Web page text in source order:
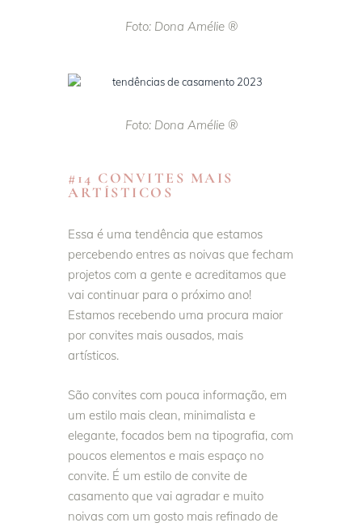
Foto: Dona Amélie ®
Foto: Dona Amélie ®
#14 CONVITES MAIS
ARTÍSTICOS
Essa é uma tendência que estamos
percebendo entres as noivas que fecham
projetos com a gente e acreditamos que
vai continuar para o próximo ano!
Estamos recebendo uma procura maior
por convites mais ousados, mais
artísticos.
São convites com pouca informação, em
um estilo mais clean, minimalista e
elegante, focados bem na tipografia, com
poucos elementos e mais espaço no
convite. É um estilo de convite de
casamento que vai agradar e muito
noivas com um gosto mais refinado de